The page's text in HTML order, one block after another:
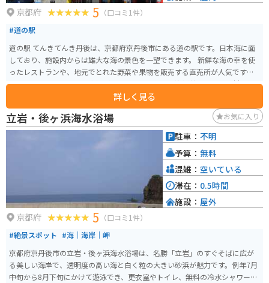
京都府 5 （口コミ1件）
#道の駅
道の駅 てんきてんき丹後は、京都府京丹後市にある道の駅です。日本海に面
しており、施設内からは雄大な海の景色を一望できます。 新鮮な海の幸を使
ったレストランや、地元でとれた野菜や果物を販売する直売所が人気です。
特におすすめは、地元で水揚げされた魚介を使った海鮮丼や、旬の食材を使
るので安心です。また、日本海沿いの道をツーリングする際に休憩場所とし
ても最適です。周辺には、美しい海岸線が続く経ヶ岬や、夕日の名所として
知られる夕日ヶ丘など、観光スポットも点在しています。 道の駅 てんきてん
き丹後を訪れた際には、ぜひ地元の名産品である間人ガニや、新鮮な魚介類
詳しく見る
立岩・後ヶ浜海水浴場 お気に入り
京都府 5 （口コミ1件）
#絶景スポット #海｜海岸｜岬
京都府京丹後市の立岩・後ヶ浜海水浴場は、名勝「立岩」のすぐそばに広が
る美しい海岸で、透明度の高い海と白く粒の大きい砂浜が魅力です。例年7月
中旬から8月下旬にかけて遊泳でき、更衣室やトイレ、無料の冷水シャワーも
駐車： 不明
予算： 無料
混雑： 空いている
滞在： 0.5時間
施設： 屋外